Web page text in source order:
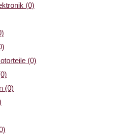
(0)
(0)
(0)